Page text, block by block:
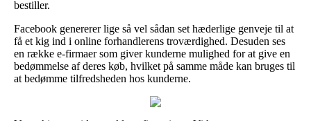
bestiller.
Facebook genererer lige så vel sådan set hæderlige genveje til at
få et kig ind i online forhandlerens troværdighed. Desuden ses
en række e-firmaer som giver kunderne mulighed for at give en
bedømmelse af deres køb, hvilket på samme måde kan bruges til
at bedømme tilfredsheden hos kunderne.